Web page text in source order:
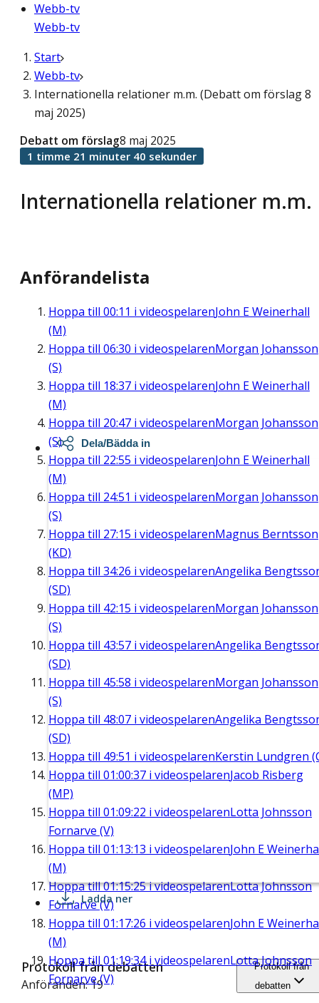
Webb-tv
Webb-tv
Start
Webb-tv
Internationella relationer m.m. (Debatt om förslag 8
maj 2025)
Internationella relationer m.m.
Debatt om förslag8 maj 2025
1 timme 21 minuter 40 sekunder
Anförandelista
Hoppa till 00:11 i videospelarenJohn E Weinerhall
(M)
Hoppa till 06:30 i videospelarenMorgan Johansson
(S)
Hoppa till 18:37 i videospelarenJohn E Weinerhall
(M)
Hoppa till 20:47 i videospelarenMorgan Johansson
(S)
Hoppa till 22:55 i videospelarenJohn E Weinerhall
(M)
Hoppa till 24:51 i videospelarenMorgan Johansson
(S)
Hoppa till 27:15 i videospelarenMagnus Berntsson
(KD)
Hoppa till 34:26 i videospelarenAngelika
(SD)
Hoppa till 42:15 i videospelarenMorgan Johansson
(S)
Hoppa till 43:57 i videospelarenAngelika
(SD)
Hoppa till 45:58 i videospelarenMorgan Johansson
(S)
Hoppa till 48:07 i videospelarenAngelika
(SD)
Hoppa till 49:51 i videospelarenKerstin Lundgren
Hoppa till 01:00:37 i videospelarenJacob Risberg
(MP)
Hoppa till 01:09:22 i videospelarenLotta Johnsson
Fornarve (V)
Hoppa till 01:13:13 i videospelarenJohn E
(M)
Hoppa till01:15:25i videospelarenLotta Johnsson
Fornarve (V)
Hoppa till 01:17:26 i videospelarenJohn E
(M)
Hoppa till 01:19:34i videospelarenLotta Johnsson
Fornarve (V)
Dela/Bädda in
Ladda ner
Protokoll från debatten
Anföranden: 19
Protokoll från
debatten